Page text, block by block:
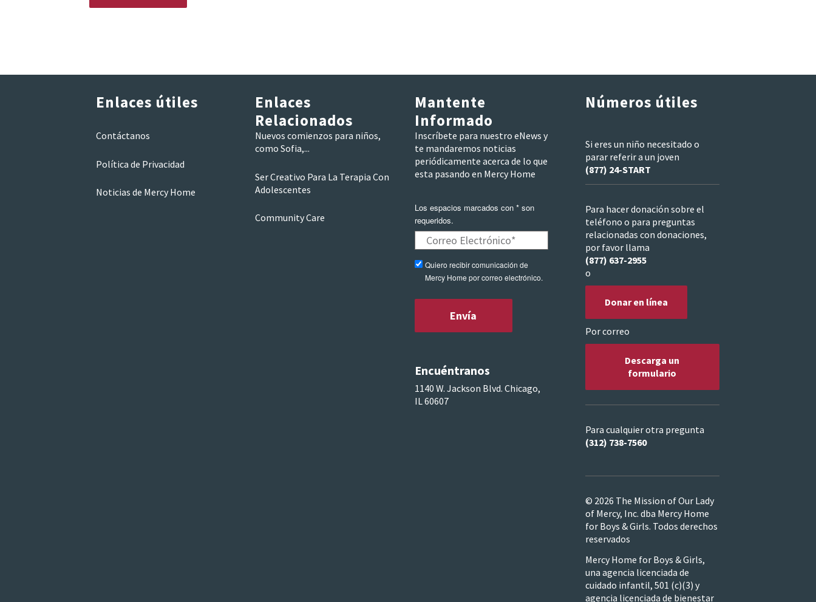
Enlaces útiles
Contáctanos
Política de Privacidad
Noticias de Mercy Home
Enlaces
Relacionados
Nuevos comienzos para niños,
como Sofia,...
Ser Creativo Para La Terapia Con
Adolescentes
Community Care
Mantente
Informado
Inscríbete para nuestro eNews y
te mandaremos noticias
periódicamente acerca de lo que
esta pasando en Mercy Home
Los espacios marcados con * son
requeridos.
Quiero recibir comunicación de
Mercy Home por correo electrónico.
Encuéntranos
1140 W. Jackson Blvd. Chicago,
IL 60607
Números útiles
Si eres un niño necesitado o
parar referir a un joven
(877) 24-START
Para hacer donación sobre el
teléfono o para preguntas
relacionadas con donaciones,
por favor llama
(877) 637-2955
o
Donar en línea
Por correo
Descarga un
formulario
Para cualquier otra pregunta
(312) 738-7560
© 2026 The Mission of Our Lady
of Mercy, Inc. dba Mercy Home
for Boys & Girls. Todos derechos
reservados
Mercy Home for Boys & Girls,
una agencia licenciada de
cuidado infantil, 501 (c)(3) y
agencia licenciada de bienestar